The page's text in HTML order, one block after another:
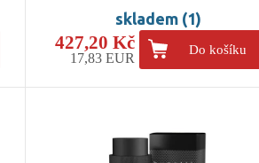
skladem (1)
427,20 Kč
17,83 EUR
Do košíku